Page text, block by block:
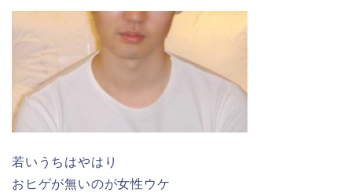
若いうちはやはり
おヒゲが無いのが女性ウケ